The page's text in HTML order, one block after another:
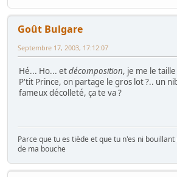
Goût Bulgare
Septembre 17, 2003, 17:12:07
Hé... Ho... etdécomposition, je me le
P'tit Prince, on partage le gros lot ?.. un
fameux décolleté, ça te va ?
Parce que tu es tiède et que tu n'es ni
de ma bouche